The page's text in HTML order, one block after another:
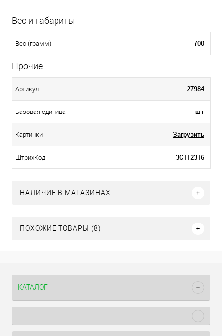
Вес и габариты
Вес (грамм) 700
Прочие
Артикул 27984
Базовая единица шт
Картинки Загрузить
ШтрихКод 3С112316
НАЛИЧИЕ В МАГАЗИНАХ
ПОХОЖИЕ ТОВАРЫ (8)
КАТАЛОГ